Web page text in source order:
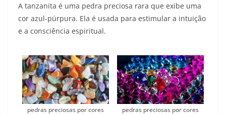
A tanzanita é uma pedra preciosa rara que exibe uma
cor azul-púrpura. Ela é usada para estimular a intuição
e a consciência espiritual.
pedras preciosas por cores pedras preciosas por cores